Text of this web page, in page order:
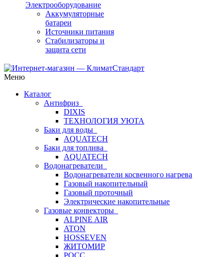
Электрооборудование
Аккумуляторные
батареи
Источники питания
Стабилизаторы и
защита сети
Меню
Каталог
Антифриз
DIXIS
ТЕХНОЛОГИЯ УЮТА
Баки для воды
AQUATECH
Баки для топлива
AQUATECH
Водонагреватели
Водонагреватели косвенного нагрева
Газовый накопительный
Газовый проточный
Электрические накопительные
Газовые конвекторы
ALPINE AIR
ATON
HOSSEVEN
ЖИТОМИР
РОСС